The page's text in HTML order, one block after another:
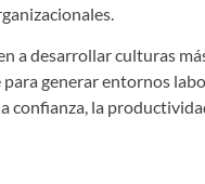
a desarrollar culturas
generar entornos
confianza, la